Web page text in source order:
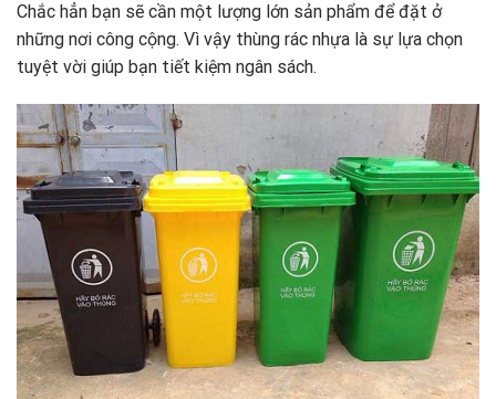
Chắc hẳn bạn sẽ cần một lượng lớn sản phẩm để đặt ở
những nơi công cộng. Vì vậy thùng rác nhựa là sự lựa chọn
tuyệt vời giúp bạn tiết kiệm ngân sách.